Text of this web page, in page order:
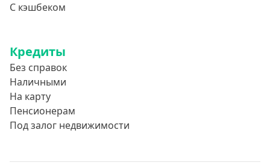
С кэшбеком
Кредиты
Без справок
Наличными
На карту
Пенсионерам
Под залог недвижимости